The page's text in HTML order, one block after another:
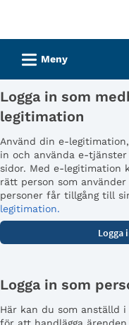
tjänster
Gävle
kommun
L Meny
Logga in som
legitimation
Använd din e-
in och använda e-
sidor. Med e-legitimation
rätt person som
personer får tillgång till
legitimation.
Logga in som
Här kan du som anställd i